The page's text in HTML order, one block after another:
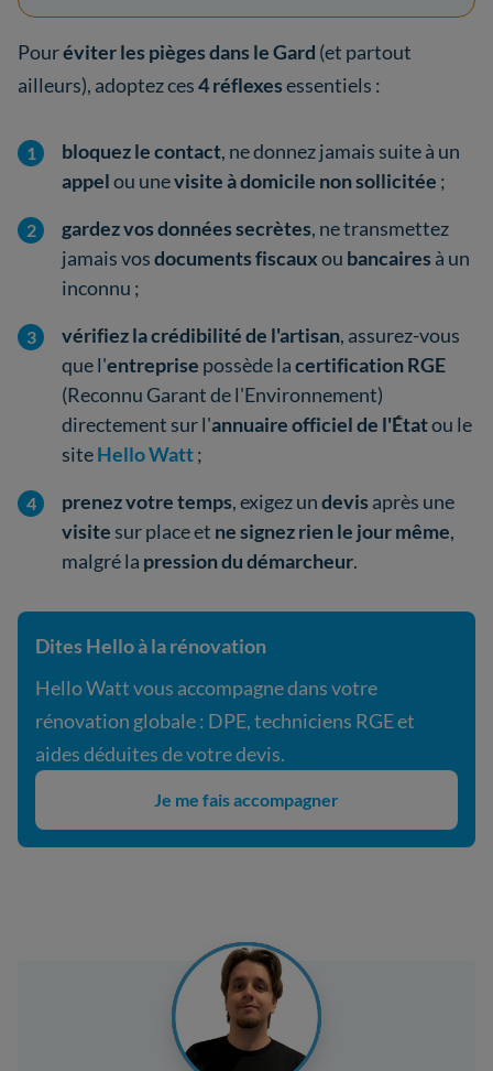
Pouréviter les pièges dans le Gard (et partout
ailleurs), adoptez ces4 réflexesessentiels :
bloquez le contact, ne donnez jamais suite à un
appelou unevisite à domicile non sollicitée ;
gardez vos données secrètes, ne transmettez
jamais vosdocuments fiscauxou bancaires à un
inconnu ;
vérifiez la crédibilité de l'artisan, assurez-vous
que l'entreprise possède lacertificationRGE
(Reconnu Garant de l'Environnement)
directement sur l'annuaire officiel de l'Étatou le
siteHello Watt;
prenez votre temps, exigez undevis après une
visite sur place et ne signez rienle jour même,
malgré la pression du démarcheur.
Dites Hello à la rénovation
Hello Watt vous accompagne dans votre
rénovation globale : DPE, techniciens RGE et
aides déduites de votre devis.
Je me fais accompagner